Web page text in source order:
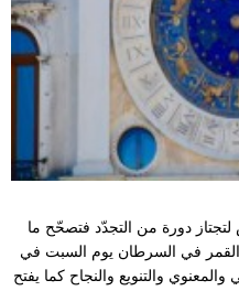
سيارات
دورة من التجدّد فتصحّح ما
القمر في السرطان يوم السبت في
والتنويع والنجاح كما يفتح